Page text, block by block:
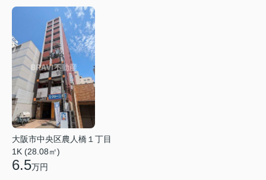
大阪市中央区農人橋１丁目
1K (28.08㎡)
6.5万円